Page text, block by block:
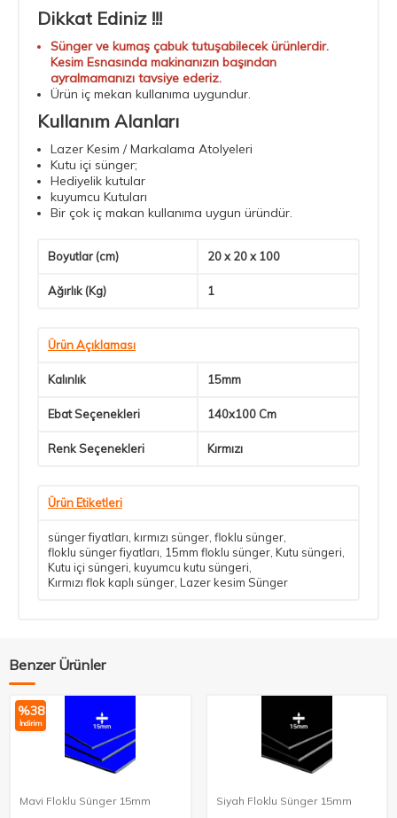
Dikkat Ediniz !!!
Sünger ve kumaş çabuk tutuşabilecek ürünlerdir.
Kesim Esnasında makinanızın başından
ayralmamanızı tavsiye ederiz.
Ürün iç mekan kullanıma uygundur.
Kullanım Alanları
Lazer Kesim / Markalama Atolyeleri
Kutu içi sünger;
Hediyelik kutular
kuyumcu Kutuları
Bir çok iç makan kullanıma uygun üründür.
Boyutlar (cm) 20 x 20 x 100
Ağırlık (Kg) 1
Ürün Açıklaması
Kalınlık 15mm
Ebat Seçenekleri 140x100 Cm
Renk Seçenekleri Kırmızı
Ürün Etiketleri
sünger fiyatları kırmızı sünger floklu sünger
floklu sünger fiyatları 15mm floklu sünger Kutu süngeri
Kutu içi süngeri kuyumcu kutu süngeri
Kırmızı flok kaplı sünger Lazer kesim Sünger
Benzer Ürünler
%38
İndirim
Mavi Floklu Sünger 15mm Siyah Floklu Sünger 15mm